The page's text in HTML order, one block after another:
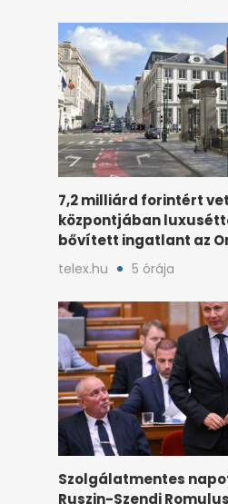
7,2 milliárd forintért
központjában
bővített ingatlant az
telex.hu 5 órája
Szolgálatmentes
Ruszin-Szendi